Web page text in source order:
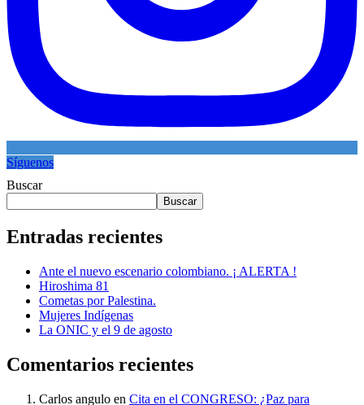
Síguenos
Buscar
Buscar
Entradas recientes
Ante el nuevo escenario colombiano. ¡ ALERTA !
Hiroshima 81
Cometas por Palestina.
Mujeres Indígenas
La ONIC y el 9 de agosto
Comentarios recientes
Carlos angulo en Cita en el CONGRESO: ¿Paz para